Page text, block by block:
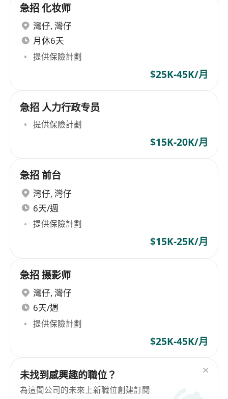
急招 化妆师
灣仔, 灣仔
月休6天
提供保險計劃
$25K-45K/月
急招 人力行政专员
提供保險計劃
$15K-20K/月
急招 前台
灣仔, 灣仔
6天/週
提供保險計劃
$15K-25K/月
急招 摄影师
灣仔, 灣仔
6天/週
提供保險計劃
$25K-45K/月
未找到感興趣的職位？
為這間公司的未來上新職位創建訂閱